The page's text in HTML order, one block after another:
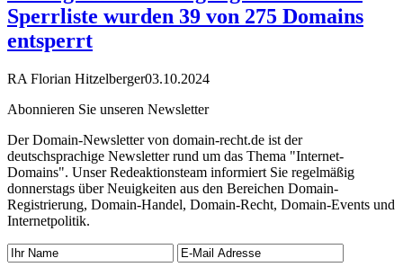
Sperrliste wurden 39 von 275 Domains
entsperrt
RA Florian Hitzelberger03.10.2024
Abonnieren Sie unseren Newsletter
Der Domain-Newsletter von domain-recht.de ist der
deutschsprachige Newsletter rund um das Thema "Internet-
Domains". Unser Redeaktionsteam informiert Sie regelmäßig
donnerstags über Neuigkeiten aus den Bereichen Domain-
Registrierung, Domain-Handel, Domain-Recht, Domain-Events und
Internetpolitik.